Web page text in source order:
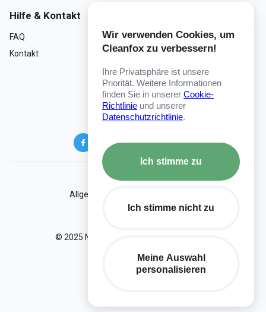
Hilfe & Kontakt
FAQ
Kontakt
Deutsch
© 2025 NielsenIQ. Alle rechte vorbehalten
IMPRESSUM
Allgemeine Geschäftsbedingungen
Vertraulichkeit
Wir verwenden Cookies, um
Cleanfox zu verbessern!
Ihre Privatsphäre ist unsere
Priorität. Weitere Informationen
finden Sie in unserer Cookie-
Richtlinie und unserer
Datenschutzrichtlinie.
Ich stimme zu
Ich stimme nicht zu
Meine Auswahl
personalisieren